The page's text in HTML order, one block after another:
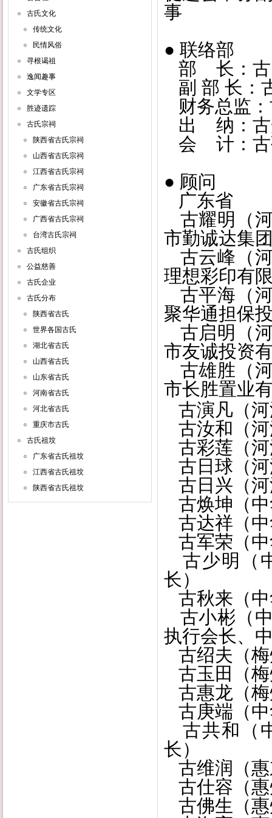
古氏文化
传统文化
民情风俗
寻根谒祖
逸闻趣事
文学专区
胜迹遗踪
古氏宗祠
陕西省古氏宗祠
山西省古氏宗祠
江西省古氏宗祠
广东省古氏宗祠
安徽省古氏宗祠
广西省古氏宗祠
台湾古氏宗祠
古氏组织
公益慈善
古氏企业
古氏分布
陕西省古氏
世界各国古氏
湖北省古氏
山西省古氏
山东省古氏
河南省古氏
河北省古氏
重庆市古氏
古氏祖坟
广东省古氏祖坟
江西省古氏祖坟
陕西省古氏祖坟
事
● 联络部
部 长：古
副 部 长：
财务总监
出 纳：古
会 计：古
● 顾问
广东省
古耀明（
市勤诚达集
古云峰（
理想彩印有
古平海（
聚华通担保
古启明（
市友诚投资
古雄胜（
市长胜置业
古演凡（河
古汝和（河
古彩莲（河
古日球（河
古日兴（河
古焕坤（中
古达祥（
古军荣（中
古少明（
长）
古秋来（中
古小彬（
执行会长、
古绍夫（
古玉田（梅
古惠龙（梅
古庚端（中
古共和（
长）
古维润（
古仕容（惠
古佛生（